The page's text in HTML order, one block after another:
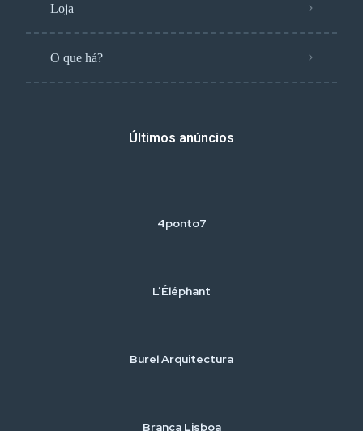
Loja
O que há?
Últimos anúncios
4ponto7
L’Éléphant
Burel Arquitectura
Branca Lisboa